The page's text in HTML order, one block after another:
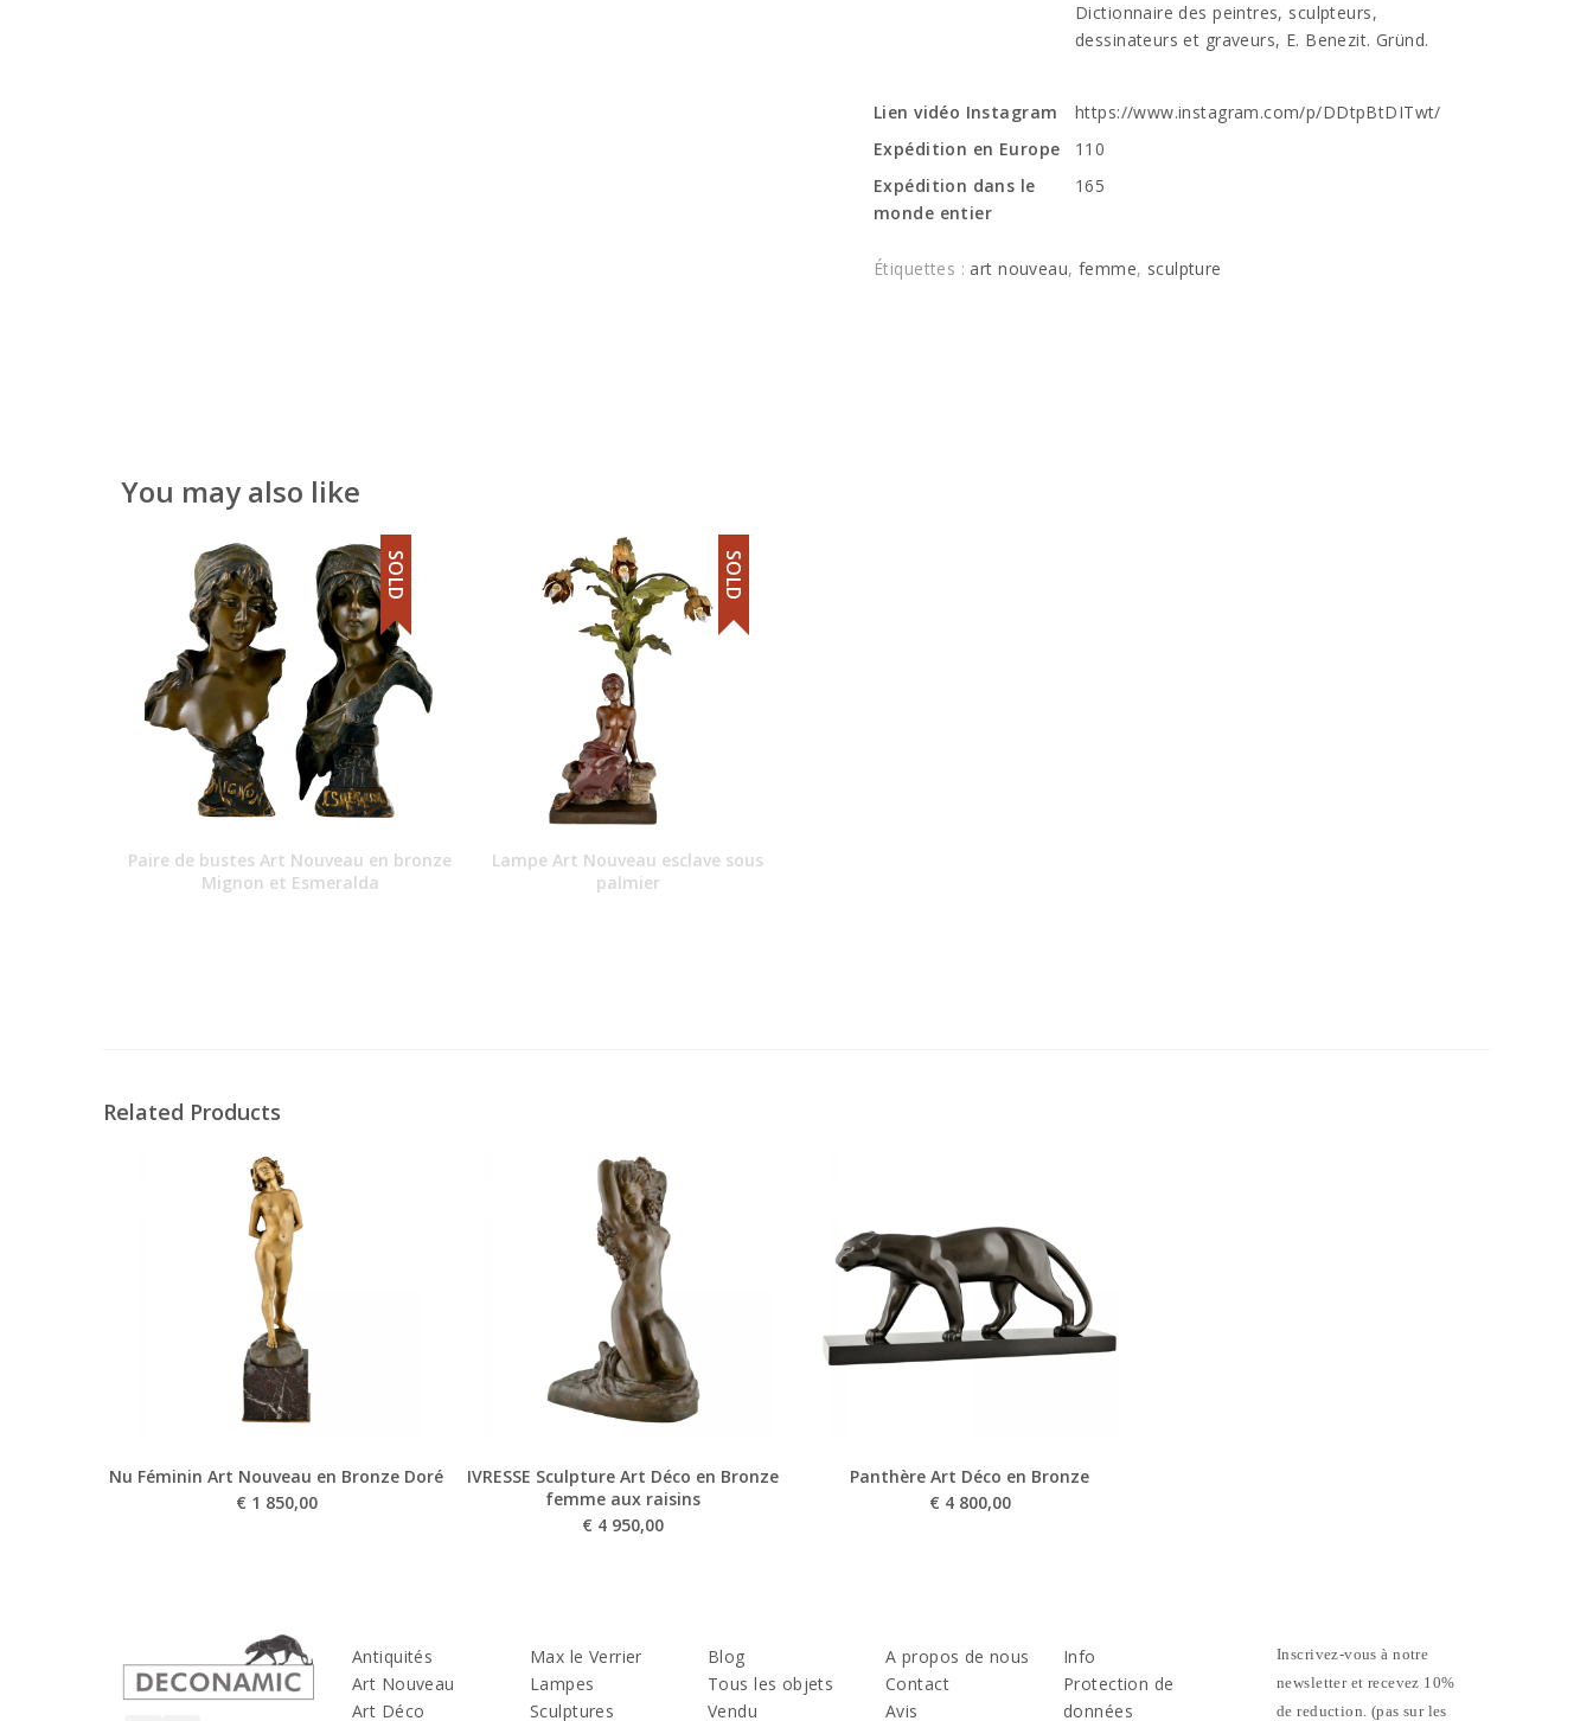
Dictionnaire des peintres, sculpteurs,
dessinateurs et graveurs, E. Benezit. Gründ.
Lien vidéo Instagram
https://www.instagram.com/p/DDtpBtDITwt/
Expédition en Europe
110
Expédition dans le
monde entier
165
Étiquettes : art nouveau, femme, sculpture
You may also like
Paire de bustes Art Nouveau en bronze
Mignon et Esmeralda
SOLD
Lampe Art Nouveau esclave sous
palmier
SOLD
Related Products
Nu Féminin Art Nouveau en Bronze Doré
€ 1 850,00
IVRESSE Sculpture Art Déco en Bronze
femme aux raisins
€ 4 950,00
Panthère Art Déco en Bronze
€ 4 800,00
Antiquités
Art Nouveau
Art Déco
Max le Verrier
Lampes
Sculptures
Blog
Tous les objets
Vendu
A propos de nous
Contact
Avis
Info
Protection de
données
Inscrivez-vous à notre
newsletter et recevez 10%
de reduction. (pas sur les